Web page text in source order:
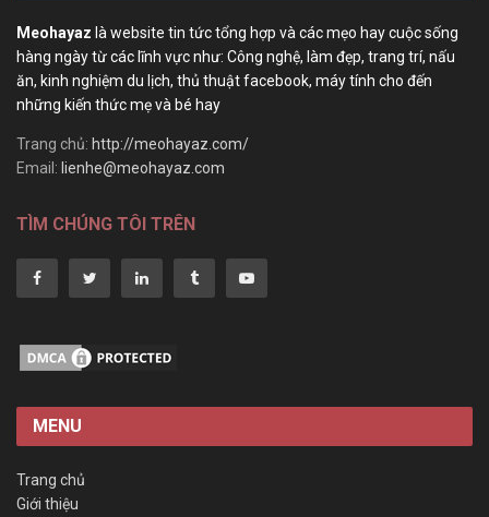
Meohayaz là website tin tức tổng hợp và các mẹo hay cuộc sống
hàng ngày từ các lĩnh vực như: Công nghệ, làm đẹp, trang trí, nấu
ăn, kinh nghiệm du lịch, thủ thuật facebook, máy tính cho đến
những kiến thức mẹ và bé hay
Trang chủ: http://meohayaz.com/
Email: lienhe@meohayaz.com
TÌM CHÚNG TÔI TRÊN
MENU
Trang chủ
Giới thiệu